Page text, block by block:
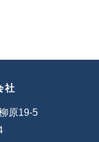
社
原19-5